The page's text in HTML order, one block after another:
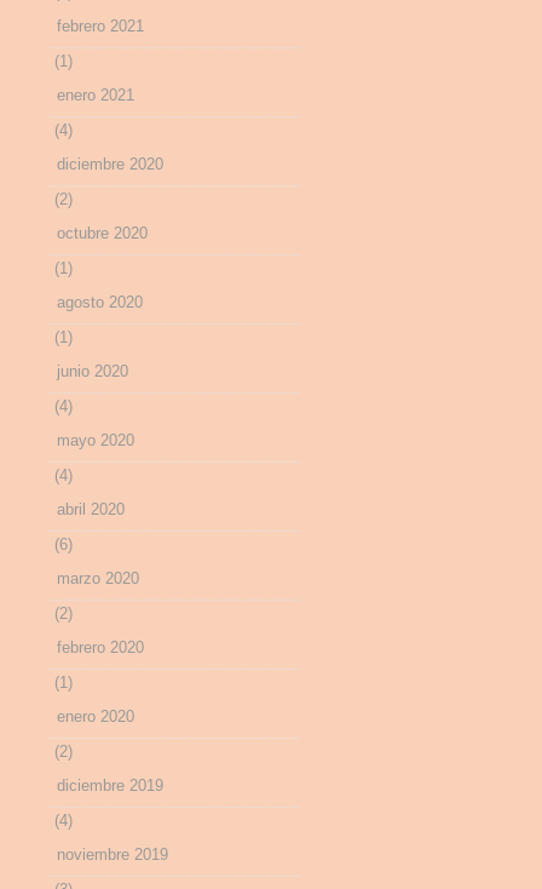
febrero 2021
(1)
enero 2021
(4)
diciembre 2020
(2)
octubre 2020
(1)
agosto 2020
(1)
junio 2020
(4)
mayo 2020
(4)
abril 2020
(6)
marzo 2020
(2)
febrero 2020
(1)
enero 2020
(2)
diciembre 2019
(4)
noviembre 2019